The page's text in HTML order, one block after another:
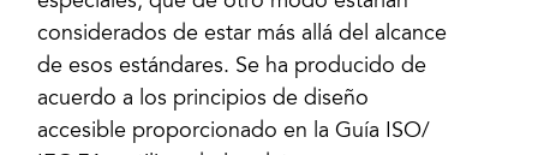
considerados de estar más allá del alcance
de esos estándares. Se ha producido de
acuerdo a los principios de diseño
accesible proporcionado en la Guía ISO/